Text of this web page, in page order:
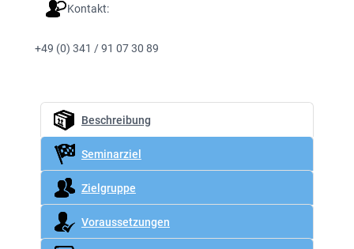
Kontakt:
+49 (0) 341 / 91 07 30 89
Beschreibung
Seminarziel
Zielgruppe
Voraussetzungen